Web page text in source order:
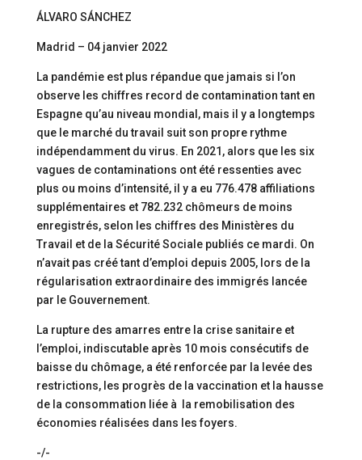
ÁLVARO SÁNCHEZ
Madrid – 04 janvier 2022
La pandémie est plus répandue que jamais si l’on
observe les chiffres record de contamination tant en
Espagne qu’au niveau mondial, mais il y a longtemps
que le marché du travail suit son propre rythme
indépendamment du virus. En 2021, alors que les six
vagues de contaminations ont été ressenties avec
plus ou moins d’intensité, il y a eu 776.478 affiliations
supplémentaires et 782.232 chômeurs de moins
enregistrés, selon les chiffres des Ministères du
Travail et de la Sécurité Sociale publiés ce mardi. On
n’avait pas créé tant d’emploi depuis 2005, lors de la
régularisation extraordinaire des immigrés lancée
par le Gouvernement.
La rupture des amarres entre la crise sanitaire et
l’emploi, indiscutable après 10 mois consécutifs de
baisse du chômage, a été renforcée par la levée des
restrictions, les progrès de la vaccination et la hausse
de la consommation liée à la remobilisation des
économies réalisées dans les foyers.
-/-